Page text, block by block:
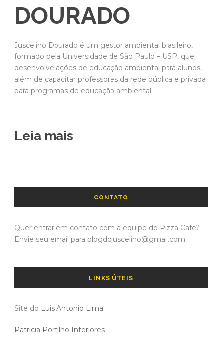
DOURADO
Juscelino Dourado é um gestor ambiental brasileiro,
formado pela Universidade de São Paulo – USP, que
desenvolve ações de educação ambiental para alunos,
além de capacitar professores da rede pública e privada
para programas de educação ambiental.
Leia mais
CONTATO
Quer entrar em contato com a equipe do Pizza Cafe?
Envie seu email para blogdojuscelino@gmail.com
LINKS ÚTEIS
Site do Luis Antonio Lima
Patricia Portilho Interiores